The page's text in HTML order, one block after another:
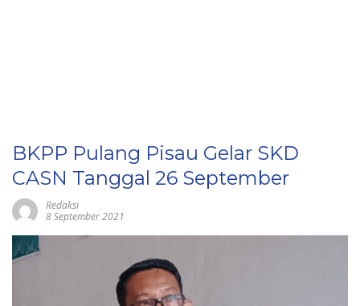
BKPP Pulang Pisau Gelar SKD
CASN Tanggal 26 September
Redaksi
8 September 2021